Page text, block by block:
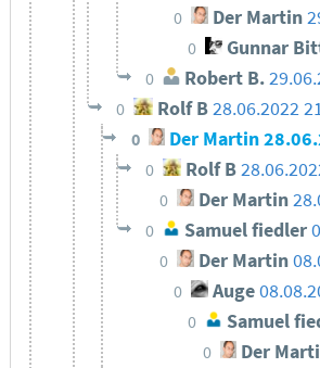
0 Der Martin
0 Gunnar
0 Robert B.
0 Rolf B28.06.2022
0 Der Martin
0 Rolf B
0 Der Martin
0 Samuel fiedler
0 Der Martin
0 Auge
0 Samuel
0 Der